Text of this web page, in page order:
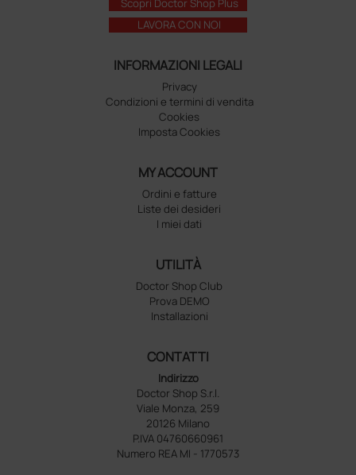
LAVORA CON NOI
INFORMAZIONI LEGALI
Privacy
Condizioni e termini di vendita
Cookies
Imposta Cookies
MY ACCOUNT
Ordini e fatture
Liste dei desideri
I miei dati
UTILITÀ
Doctor Shop Club
Prova DEMO
Installazioni
CONTATTI
Indirizzo
Doctor Shop S.r.l.
Viale Monza, 259
20126 Milano
P.IVA 04760660961
Numero REA MI - 1770573